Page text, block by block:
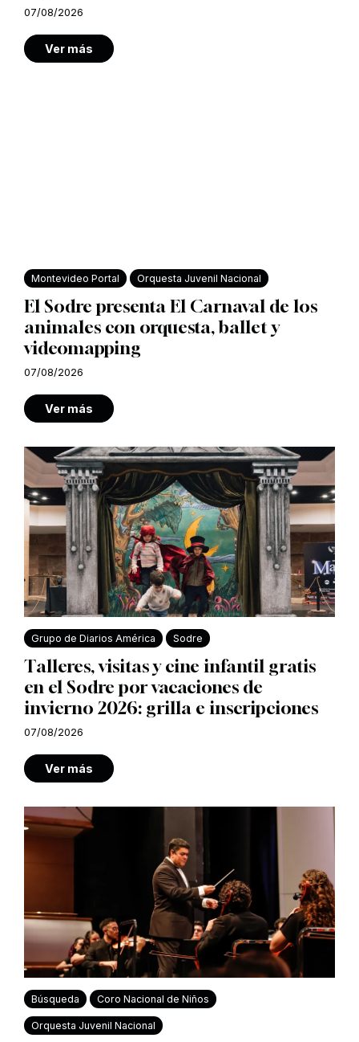
07/08/2026
Ver más
Montevideo Portal Orquesta Juvenil Nacional
El Sodre presenta El Carnaval de los
animales con orquesta, ballet y
videomapping
07/08/2026
Ver más
Grupo de Diarios América Sodre
Talleres, visitas y cine infantil gratis
en el Sodre por vacaciones de
invierno 2026: grilla e inscripciones
07/08/2026
Ver más
Búsqueda Coro Nacional de Niños
Orquesta Juvenil Nacional